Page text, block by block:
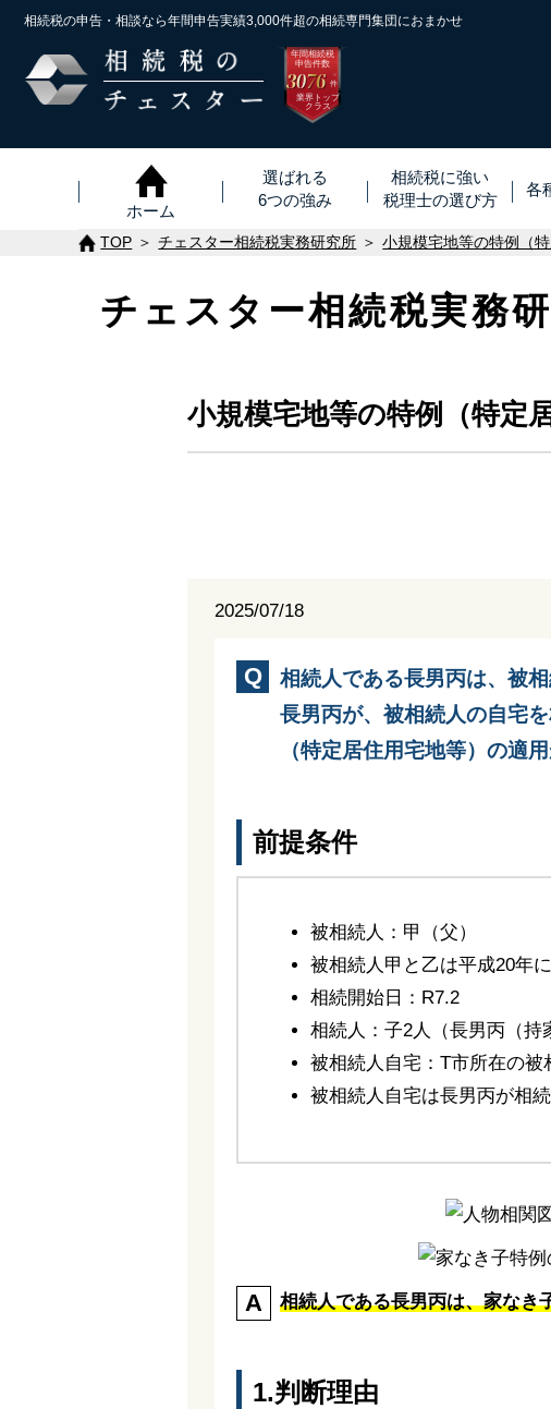
相続税の申告・相談なら年間申告実績3,000件超の相続専門集団におまかせ
年間相続税
申告件数
3076 ※
件
業界トップ
クラス
ホーム
選ばれる
6つの強み
相続税に強い
税理士の選び方
各
TOP チェスター相続税実務研究所 小規模宅地等の特例（
チェスター相続税実務
小規模宅地等の特例（特定
2025/07/18
相続人である長男丙は、被
長男丙が、被相続人の自宅
（特定居住用宅地等）の適
前提条件
被相続人：甲（父）
被相続人甲と乙は平成20年
相続開始日：R7.2
相続人：子2人（長男丙（持
被相続人自宅：T市所在の被
被相続人自宅は長男丙が相
相続人である長男丙は、家なき
1.判断理由